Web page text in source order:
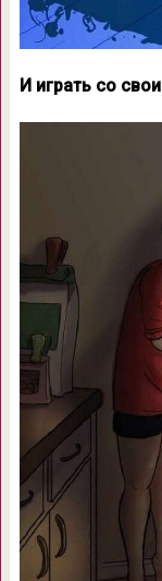
И играть со